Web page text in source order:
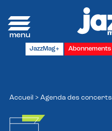
JazzMag+ Abonnements
Accueil > Agenda des concerts